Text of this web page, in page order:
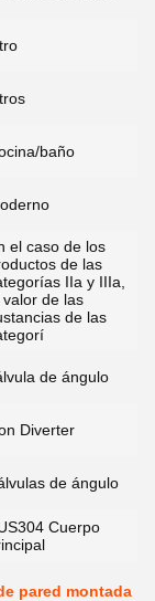
baño
el caso de los
de las
IIa y IIIa,
valor de las
de las
de ángulo
Diverter
de ángulo
Cuerpo
pared montada